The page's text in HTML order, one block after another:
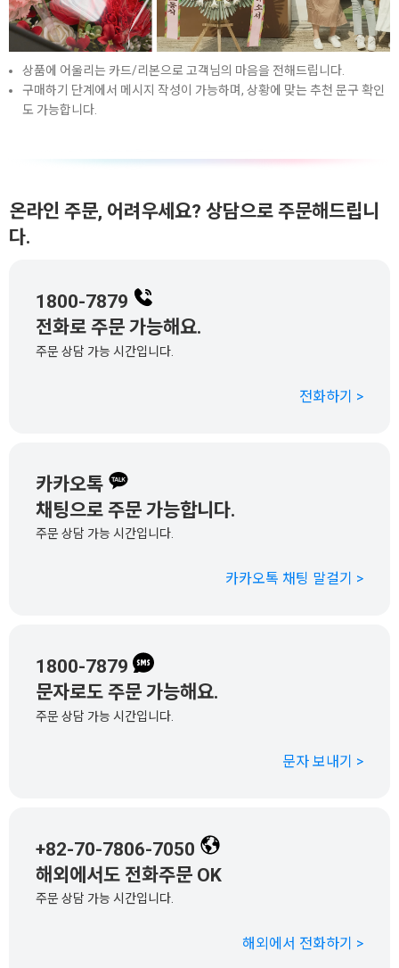
상품에 어울리는 카드/리본으로 고객님의 마음을 전해드립니다.
구매하기 단계에서 메시지 작성이 가능하며, 상황에 맞는 추천 문구 확인
도 가능합니다.
온라인 주문, 어려우세요? 상담으로 주문해드립니
다.
1800-7879
전화로 주문 가능해요.
주문 상담 가능 시간입니다.
전화하기 >
카카오톡
채팅으로 주문 가능합니다.
주문 상담 가능 시간입니다.
카카오톡 채팅 말걸기 >
1800-7879
문자로도 주문 가능해요.
주문 상담 가능 시간입니다.
문자 보내기 >
+82-70-7806-7050
해외에서도 전화주문 OK
주문 상담 가능 시간입니다.
해외에서 전화하기 >